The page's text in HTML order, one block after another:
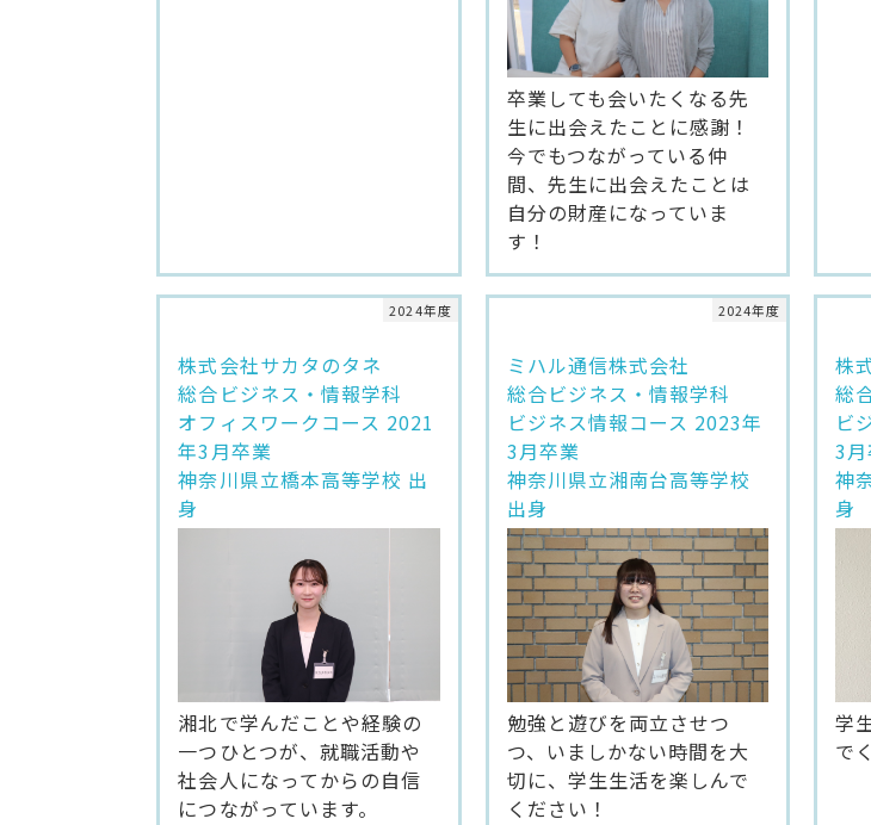
卒業しても会いたくなる先
生に出会えたことに感謝！
今でもつながっている仲
間、先生に出会えたことは
自分の財産になっていま
す！
株式会社サカタのタネ
総合ビジネス・情報学科
オフィスワークコース 2021
年3月卒業
神奈川県立橋本高等学校 出
身
湘北で学んだことや経験の
一つひとつが、就職活動や
社会人になってからの自信
につながっています。
2024年度
ミハル通信株式会社
総合ビジネス・情報学科
ビジネス情報コース 2023年
3月卒業
神奈川県立湘南台高等学校
出身
勉強と遊びを両立させつ
つ、いましかない時間を大
切に、学生生活を楽しんで
ください！
2024年度
株
総
ビ
3
神
身
学
で